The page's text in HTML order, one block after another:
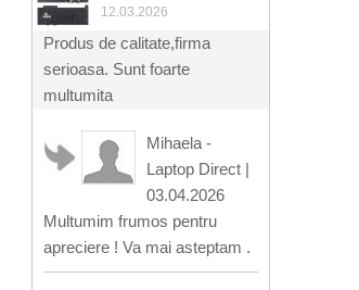
12.03.2026
Produs de calitate,firma
serioasa. Sunt foarte
multumita
Mihaela -
Laptop Direct |
03.04.2026
Multumim frumos pentru
apreciere ! Va mai asteptam .